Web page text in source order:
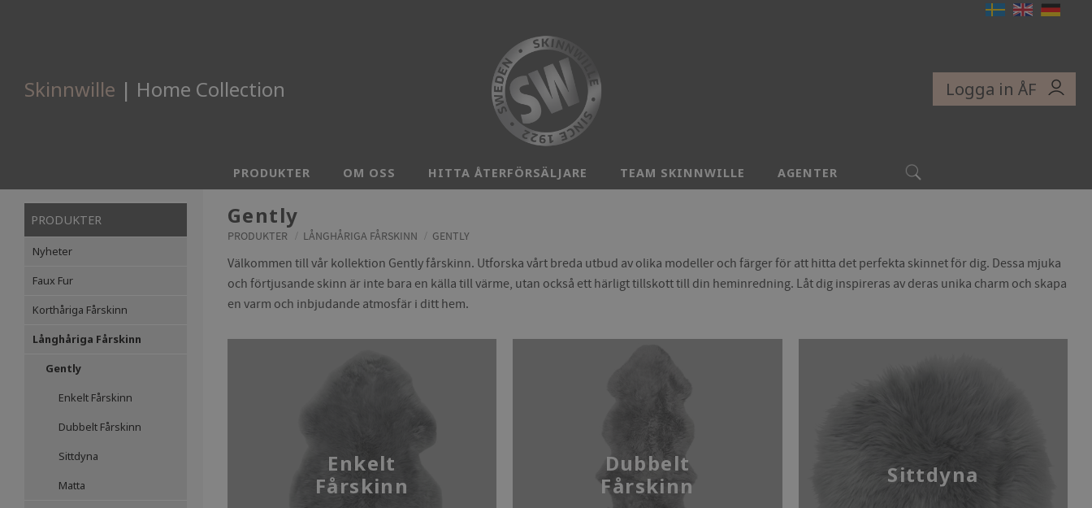
Skinnwille | Home Collection Logga in ÅF
PRODUKTER OM OSS HITTA ÅTERFÖRSÄLJARE TEAM SKINNWILLE AGENTER
Gently
PRODUKTER LÅNGHÅRIGA FÅRSKINN GENTLY
Välkommen till vår kollektion Gently fårskinn. Utforska vårt breda utbud av olika modeller och färger för att hitta det perfekta skinnet för dig. Dessa mjuka
och förtjusande skinn är inte bara en källa till värme, utan också ett härligt tillskott till din heminredning. Låt dig inspireras av deras unika charm och skapa
en varm och inbjudande atmosfär i ditt hem.
Enkelt
Fårskinn
Dubbelt
Fårskinn
Sittdyna
PRODUKTER
Nyheter
Faux Fur
Korthåriga Fårskinn
Långhåriga Fårskinn
Gently
Enkelt Fårskinn
Dubbelt Fårskinn
Sittdyna
Matta